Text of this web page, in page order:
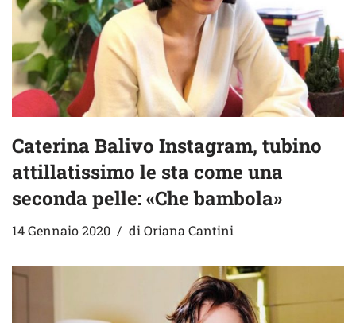
Caterina Balivo Instagram, tubino
attillatissimo le sta come una
seconda pelle: «Che bambola»
14 Gennaio 2020 di Oriana Cantini